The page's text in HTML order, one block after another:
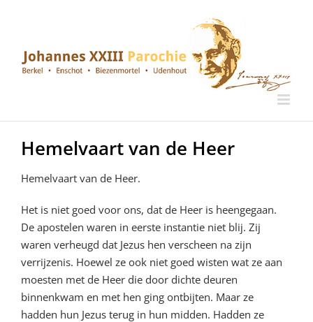
Hemelvaart van de Heer
Hemelvaart van de Heer.
Het is niet goed voor ons, dat de Heer is heengegaan.
De apostelen waren in eerste instantie niet blij. Zij
waren verheugd dat Jezus hen verscheen na zijn
verrijzenis. Hoewel ze ook niet goed wisten wat ze aan
moesten met de Heer die door dichte deuren
binnenkwam en met hen ging ontbijten. Maar ze
hadden hun Jezus terug in hun midden. Hadden ze